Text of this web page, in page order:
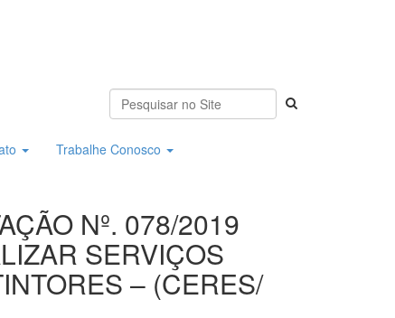
Trabalhe Conosco
Nº. 078/2019
SERVIÇOS
– (CERES/